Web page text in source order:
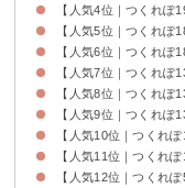
【人気4位｜つくれぽ
【人気5位｜つくれぽ
【人気6位｜つくれぽ
【人気7位｜つくれぽ
【人気8位｜つくれぽ
【人気9位｜つくれぽ
【人気10位｜つくれ
【人気11位｜つくれ
【人気12位｜つくれ